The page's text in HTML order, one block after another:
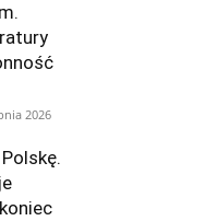
2026